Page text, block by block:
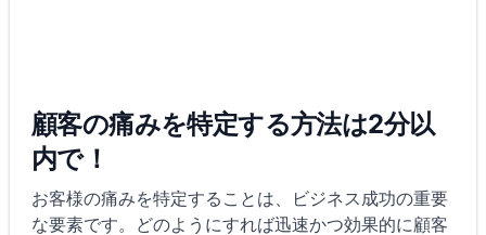
顧客の痛みを特定する方法は2分以
内で！
お客様の痛みを特定することは、ビジネス成功の重要
な要素です。どのようにすれば迅速かつ効果的に顧客